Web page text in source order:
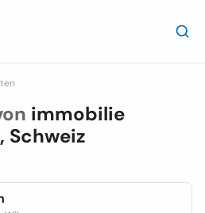
immobilie
Schweiz